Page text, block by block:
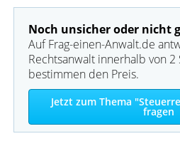
Noch unsicher oder nicht
Auf Frag-einen-Anwalt.de
Rechtsanwalt innerhalb von 2
bestimmen den Preis.
Jetzt zum Thema
fragen